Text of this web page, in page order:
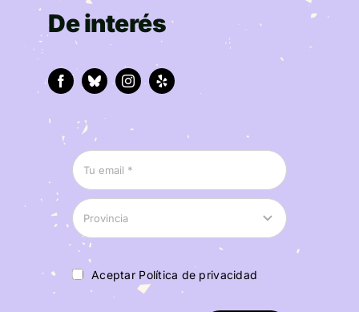
De interés
Aceptar Política de privacidad